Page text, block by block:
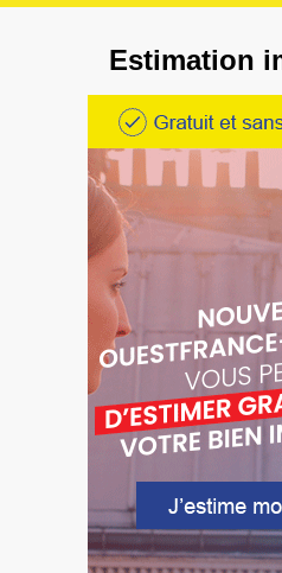
Estimation